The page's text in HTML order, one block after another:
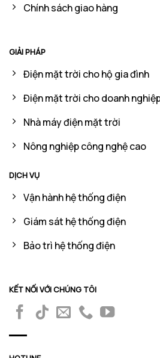
Chính sách giao hàng
GIẢI PHÁP
Điện mặt trời cho hộ gia đình
Điện mặt trời cho doanh
Nhà máy điện mặt trời
Nông nghiệp công nghệ cao
DỊCH VỤ
Vận hành hệ thống điện
Giám sát hệ thống điện
Bảo trì hệ thống điện
KẾT NỐI VỚI CHÚNG TÔI